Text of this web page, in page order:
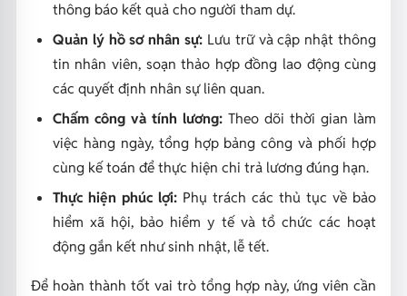
thông báo kết quả cho người tham dự.
Quản lý hồ sơ nhân sự: Lưu trữ và cập nhật thông
tin nhân viên, soạn thảo hợp đồng lao động cùng
các quyết định nhân sự liên quan.
Chấm công và tính lương: Theo dõi thời gian làm
việc hàng ngày, tổng hợp bảng công và phối hợp
cùng kế toán để thực hiện chi trả lương đúng hạn.
Thực hiện phúc lợi:Phụ trách các thủ tục về bảo
hiểm xã hội, bảo hiểm y tế và tổ chức các hoạt
động gắn kết như sinh nhật, lễ tết.
Để hoàn thành tốt vai trò tổng hợp này, ứng viên cần